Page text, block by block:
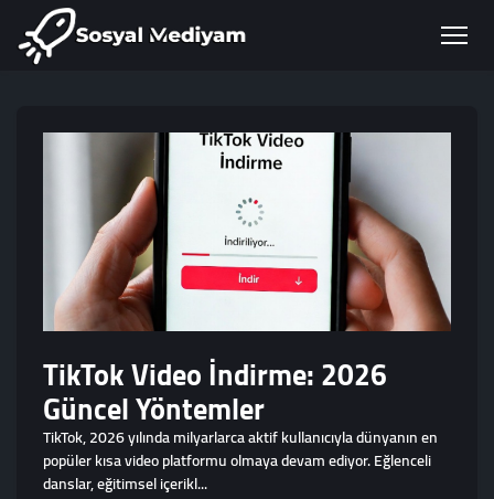
TikTok Video İndirme: 2026
Güncel Yöntemler
TikTok, 2026 yılında milyarlarca aktif kullanıcıyla dünyanın en
popüler kısa video platformu olmaya devam ediyor. Eğlenceli
danslar, eğitimsel içerikl...